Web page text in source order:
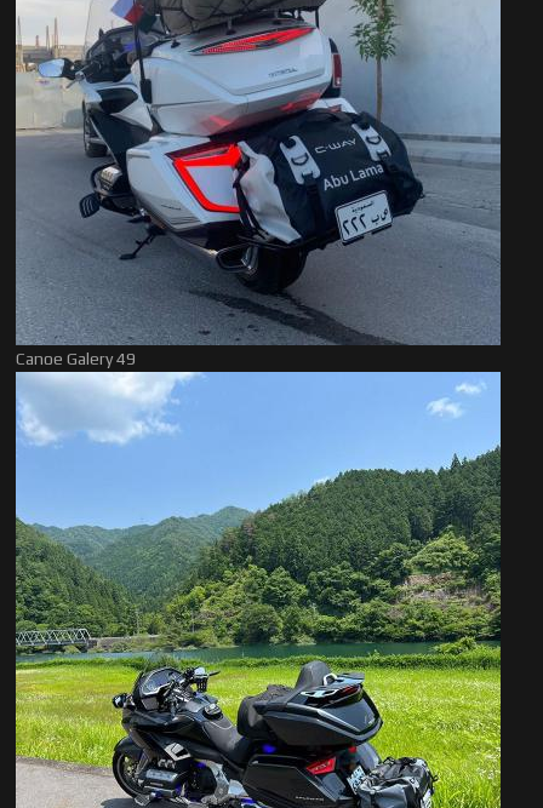
Canoe Galery 49